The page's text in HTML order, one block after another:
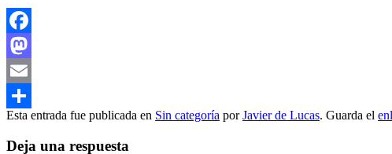
Facebook
Mastodon
Email
Compartir
Esta entrada fue publicada en Sin categoría porJavier de Lucas. Guarda el
Deja una respuesta